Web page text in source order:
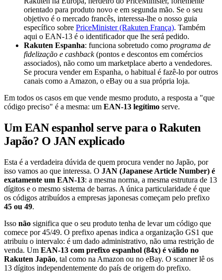
orientado para produto novo e em segunda mão. Se o seu
objetivo é o mercado francês, interessa-lhe o nosso guia
específico sobre PriceMinister (Rakuten França). Também
aqui o EAN-13 é o identificador que lhe será pedido.
Rakuten Espanha: funciona sobretudo como programa de
fidelização e cashback(pontos e descontos em comércios
associados), não como um marketplace aberto a vendedores.
Se procura vender em Espanha, o habitual é fazê-lo por outros
canais como a Amazon, o eBay ou a sua própria loja.
Em todos os casos em que vende mesmo produto, a resposta a "que
código preciso" é a mesma: um EAN-13 legítimo serve.
Um EAN espanhol serve para o Rakuten
Japão? O JAN explicado
Esta é a verdadeira dúvida de quem procura vender no Japão, por
isso vamos ao que interessa. O JAN (Japanese Article Number) é
exatamente um EAN-13: a mesma norma, a mesma estrutura de 13
dígitos e o mesmo sistema de barras. A única particularidade é que
os códigos atribuídos a empresas japonesas começam pelo prefixo
45 ou 49.
Isso não significa que o seu produto tenha de levar um código que
comece por 45/49. O prefixo apenas indica a organização GS1 que
atribuiu o intervalo: é um dado administrativo, não uma restrição de
venda. Um EAN-13 com prefixo espanhol (84x) é válido no
Rakuten Japão, tal como na Amazon ou no eBay. O scanner lê os
13 dígitos independentemente do país de origem do prefixo.